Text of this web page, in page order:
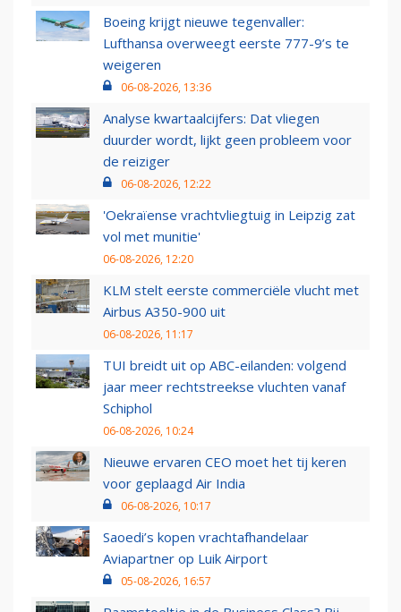
Boeing krijgt nieuwe tegenvaller:
Lufthansa overweegt eerste 777-9’s te
weigeren
06-08-2026, 13:36
Analyse kwartaalcijfers: Dat vliegen
duurder wordt, lijkt geen probleem voor
de reiziger
06-08-2026, 12:22
'Oekraïense vrachtvliegtuig in Leipzig zat
vol met munitie'
06-08-2026, 12:20
KLM stelt eerste commerciële vlucht met
Airbus A350-900 uit
06-08-2026, 11:17
TUI breidt uit op ABC-eilanden: volgend
jaar meer rechtstreekse vluchten vanaf
Schiphol
06-08-2026, 10:24
Nieuwe ervaren CEO moet het tij keren
voor geplaagd Air India
06-08-2026, 10:17
Saoedi’s kopen vrachtafhandelaar
Aviapartner op Luik Airport
05-08-2026, 16:57